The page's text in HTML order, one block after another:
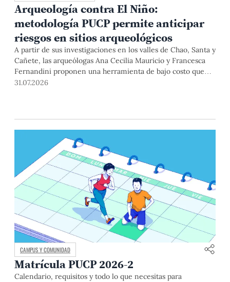
Arqueología contra El Niño:
metodología PUCP permite anticipar
riesgos en sitios arqueológicos
A partir de sus investigaciones en los valles de Chao, Santa y
Cañete, las arqueólogas Ana Cecilia Mauricio y Francesca
Fernandini proponen una herramienta de bajo costo que
combina datos abiertos, mapas, sistemas de información
31.07.2026
CAMPUS Y COMUNIDAD
Matrícula PUCP 2026-2
Calendario, requisitos y todo lo que necesitas para